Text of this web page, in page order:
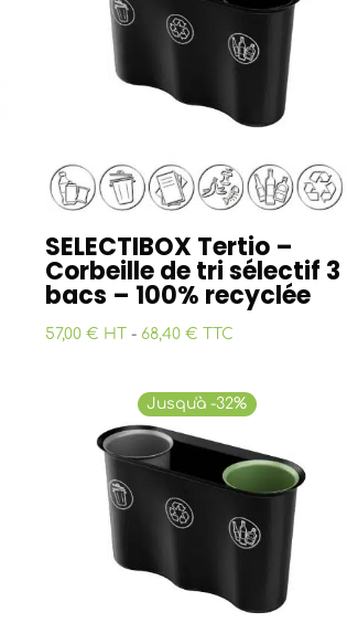
SELECTIBOX Tertio –
Corbeille de tri sélectif 3
bacs – 100% recyclée
57,00 € HT - 68,40 € TTC
Jusqu'à -32%